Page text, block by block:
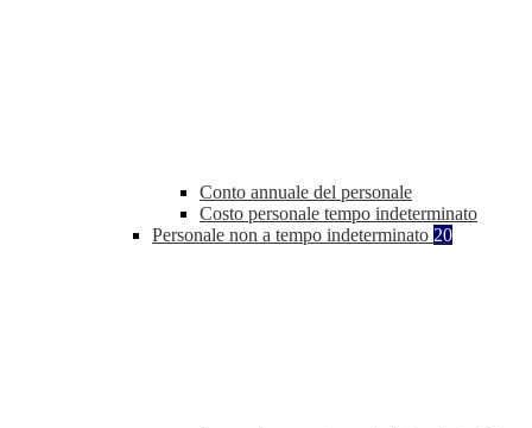
Conto annuale del personale
Costo personale tempo indeterminato
Personale non a tempo indeterminato 20